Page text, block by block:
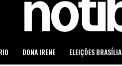
DONA IRENE ELEIÇÕES BRASÍLIA